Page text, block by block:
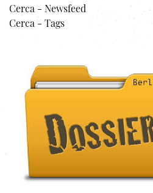
Cerca - Newsfeed
Cerca - Tags